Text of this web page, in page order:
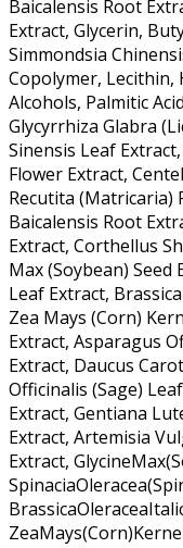
Baicalensis Root
Extract, Glycerin,
Simmondsia
Copolymer, Lecithin,
Alcohols, Palmitic
Glycyrrhiza Glabra
Sinensis Leaf
Flower Extract,
Recutita (Matricaria)
Baicalensis Root
Extract, Corthellus
Max (Soybean) Seed
Leaf Extract,
Zea Mays (Corn)
Extract, Asparagus
Extract, Daucus
Officinalis (Sage)
Extract, Gentiana
Extract, Artemisia
Extract,